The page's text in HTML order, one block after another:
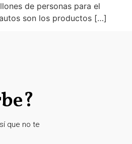
de personas para el
son los productos […]
que no te